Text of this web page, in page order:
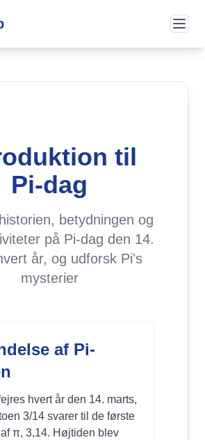
til
Pi-dag
betydningen og
på Pi-dag den 14.
år, og udforsk Pi's
mysterier
af Pi-
hvert år den 14. marts,
3/14 svarer til de første
π, 3,14. Højtiden blev